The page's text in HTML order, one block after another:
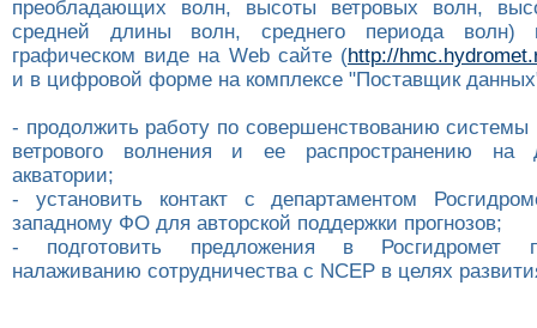
преобладающих волн, высоты ветровых волн,
средней длины волн, среднего периода волн)
графическом виде на Web сайте (http://
и в цифровой форме на комплексе "Поставщик
- продолжить работу по совершенствованию системы
ветрового волнения и ее распространению на
акватории;
- установить контакт с департаментом
западному ФО для авторской поддержки прогнозов;
- подготовить предложения в Росгидромет
налаживанию сотрудничества с NCEP в целях